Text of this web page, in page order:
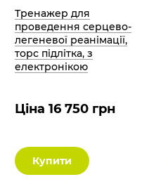
Тренажер для
проведення серцево-
легеневої реанімації,
торс підлітка, з
електронікою
Ціна 16 750 грн
Купити